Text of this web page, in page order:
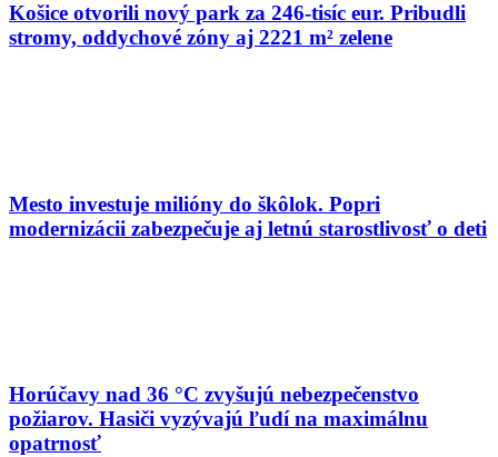
Košice otvorili nový park za 246-tisíc eur. Pribudli
stromy, oddychové zóny aj 2221 m² zelene
Mesto investuje milióny do škôlok. Popri
modernizácii zabezpečuje aj letnú starostlivosť o deti
Horúčavy nad 36 °C zvyšujú nebezpečenstvo
požiarov. Hasiči vyzývajú ľudí na maximálnu
opatrnosť